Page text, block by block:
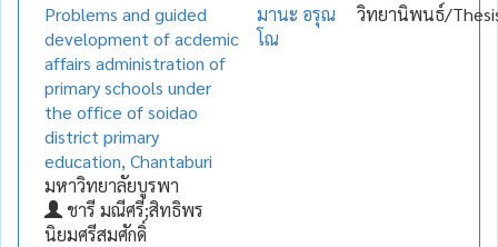
Problems and guided
development of acdemic
affairs administration of
primary schools under
the office of soidao
district primary
education, Chantaburi
มหาวิทยาลัยบูรพา
ชารี มณีศรี;สิทธิพร
นิยมศรีสมศักดิ์
มานะ อรุณ
โณ
วิทยานิพนธ์/